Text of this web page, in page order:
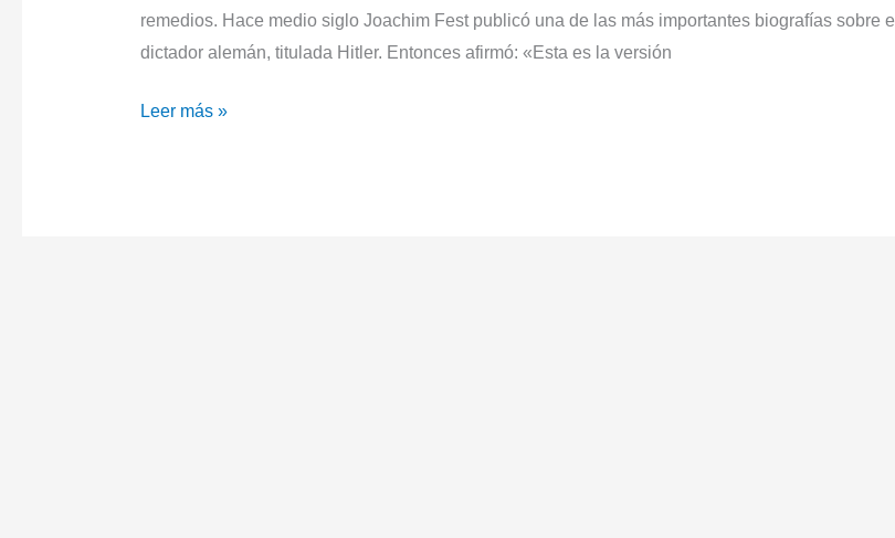
remedios. Hace medio siglo Joachim Fest publicó una de las más importantes biografías sobre el
dictador alemán, titulada Hitler. Entonces afirmó: «Esta es la versión
La
Leer más »